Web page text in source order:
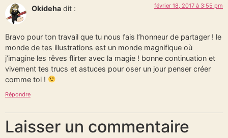
Okideha dit : février 18, 2017 à 3:55 pm
Bravo pour ton travail que tu nous fais l’honneur de partager ! le
monde de tes illustrations est un monde magnifique où
j’imagine les rêves flirter avec la magie ! bonne continuation et
vivement tes trucs et astuces pour oser un jour penser créer
comme toi !
Répondre
Laisser un commentaire